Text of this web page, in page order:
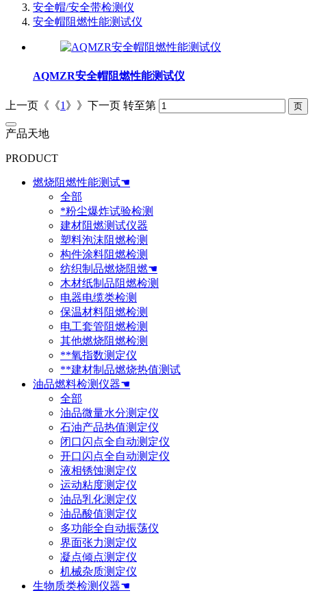
安全帽/安全带检测仪
安全帽阻燃性能测试仪
AQMZR安全帽阻燃性能测试仪
上一页《《1 》》下一页 转至第
产品天地
PRODUCT
燃烧阻燃性能测试☚
全部
*粉尘爆炸试验检测
建材阻燃测试仪器
塑料泡沫阻燃检测
构件涂料阻燃检测
纺织制品燃烧阻燃☚
木材纸制品阻燃检测
电器电缆类检测
保温材料阻燃检测
电工套管阻燃检测
其他燃烧阻燃检测
**氧指数测定仪
**建材制品燃烧热值测试
油品燃料检测仪器☚
全部
油品微量水分测定仪
石油产品热值测定仪
闭口闪点全自动测定仪
开口闪点全自动测定仪
液相锈蚀测定仪
运动粘度测定仪
油品乳化测定仪
油品酸值测定仪
多功能全自动振荡仪
界面张力测定仪
凝点倾点测定仪
机械杂质测定仪
生物质类检测仪器☚